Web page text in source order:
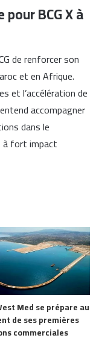
BCG X à
de renforcer son
et en Afrique.
et l’accélération de
accompagner
dans le
à fort impact
Med se prépare au
de ses premières
commerciales